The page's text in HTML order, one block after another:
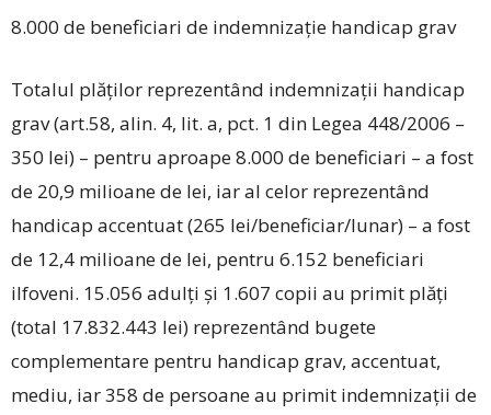
8.000 de beneficiari de indemnizație handicap grav
Totalul plăților reprezentând indemnizații handicap
grav (art.58, alin. 4, lit. a, pct. 1 din Legea 448/2006 –
350 lei) – pentru aproape 8.000 de beneficiari – a fost
de 20,9 milioane de lei, iar al celor reprezentând
handicap accentuat (265 lei/beneficiar/lunar) – a fost
de 12,4 milioane de lei, pentru 6.152 beneficiari
ilfoveni. 15.056 adulți și 1.607 copii au primit plăți
(total 17.832.443 lei) reprezentând bugete
complementare pentru handicap grav, accentuat,
mediu, iar 358 de persoane au primit indemnizații de